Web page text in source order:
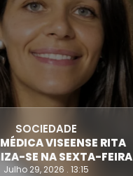
SOCIEDADE
VISEENSE RITA
SE NA SEXTA-FEIRA
Julho 29, 2026 . 13:15